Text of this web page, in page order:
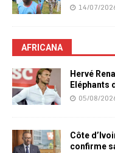
14/07/
AFRICANA
Hervé
Eléphants
05/08/
Côte
confirme